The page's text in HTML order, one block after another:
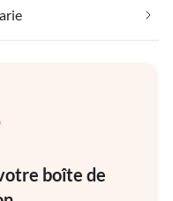
boîte de